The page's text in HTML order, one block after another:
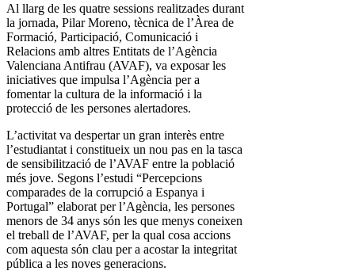
Al llarg de les quatre sessions realitzades durant
la jornada, Pilar Moreno, tècnica de l’Àrea de
Formació, Participació, Comunicació i
Relacions amb altres Entitats de l’Agència
Valenciana Antifrau (AVAF), va exposar les
iniciatives que impulsa l’Agència per a
fomentar la cultura de la informació i la
protecció de les persones alertadores.
L’activitat va despertar un gran interès entre
l’estudiantat i constitueix un nou pas en la tasca
de sensibilització de l’AVAF entre la població
més jove. Segons l’estudi “Percepcions
comparades de la corrupció a Espanya i
Portugal” elaborat per l’Agència, les persones
menors de 34 anys són les que menys coneixen
el treball de l’AVAF, per la qual cosa accions
com aquesta són clau per a acostar la integritat
pública a les noves generacions.